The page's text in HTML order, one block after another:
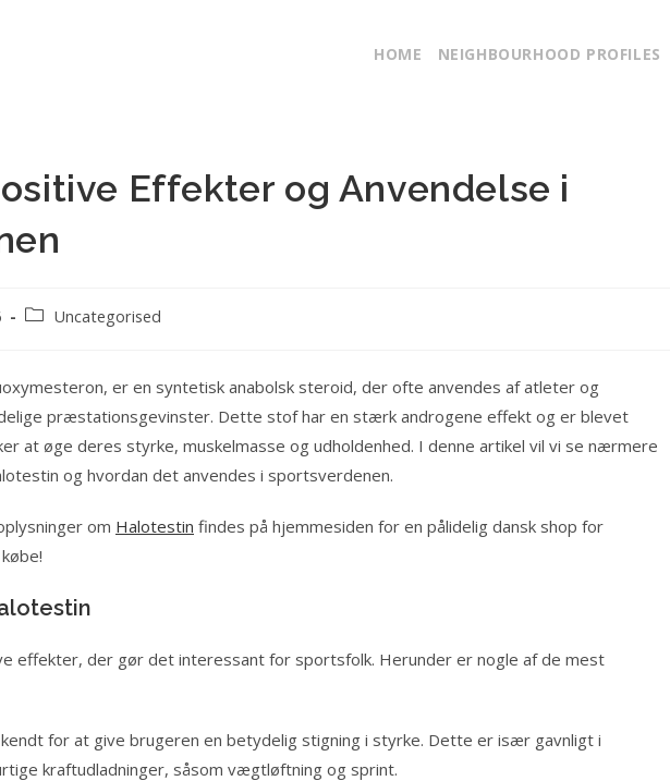
HOME NEIGHBOURHOOD PROFILES
Effekter og Anvendelse i
Uncategorised
er en syntetisk anabolsk steroid, der ofte anvendes af atleter og
præstationsgevinster. Dette stof har en stærk androgene effekt og er blevet
at øge deres styrke, muskelmasse og udholdenhed. I denne artikel vil vi se nærmere
og hvordan det anvendes i sportsverdenen.
om Halotestin findes på hjemmesiden for en pålidelig dansk shop for
effekter, der gør det interessant for sportsfolk. Herunder er nogle af de mest
for at give brugeren en betydelig stigning i styrke. Dette er især gavnligt i
kraftudladninger, såsom vægtløftning og sprint.